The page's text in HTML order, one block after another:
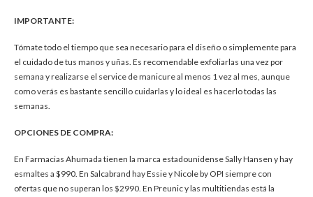
IMPORTANTE:
Tómate todo el tiempo que sea necesario para el diseño o simplemente para
el cuidado de tus manos y uñas. Es recomendable exfoliarlas una vez por
semana y realizarse el service de manicure al menos 1 vez al mes, aunque
como verás es bastante sencillo cuidarlas y lo ideal es hacerlo todas las
semanas.
OPCIONES DE COMPRA:
En Farmacias Ahumada tienen la marca estadounidense Sally Hansen y hay
esmaltes a $990. En Salcabrand hay Essie y Nicole by OPI siempre con
ofertas que no superan los $2990. En Preunic y las multitiendas está la